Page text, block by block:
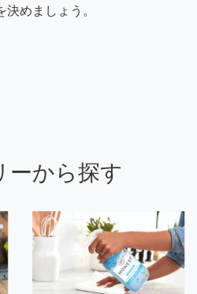
めましょう。
ーから探す